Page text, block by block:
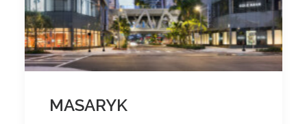
Search
MASARYK